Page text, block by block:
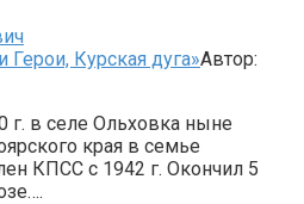
Герои, Курская дуга»Автор:
г. в селе Ольховка ныне
края в семье
КПСС с 1942 г. Окончил 5